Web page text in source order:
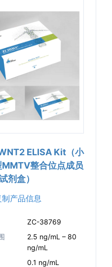
ELISA Kit（小
MMTV整合位点成员
剂盒）
产品信息
ZC-38769
2.5 ng/mL – 80
ng/mL
0.1 ng/mL